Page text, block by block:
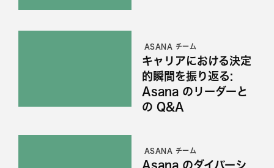
ASANA チーム
キャリアにおける決定
的瞬間を振り返る:
Asana のリーダーと
の Q&A
ASANA チーム
Asana のダイバーシ